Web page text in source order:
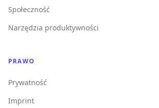
Społeczność
Narzędzia produktywności
PRAWO
Prywatność
Imprint